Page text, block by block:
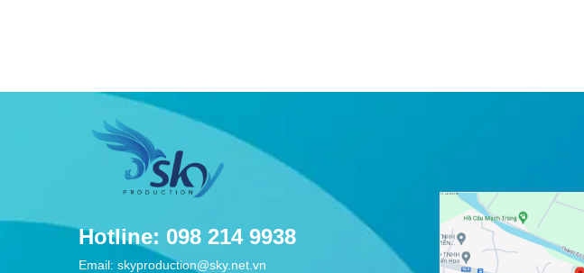
Hotline: 098 214 9938
Email: skyproduction@sky.net.vn